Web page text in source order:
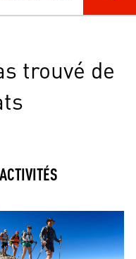
trouvé de